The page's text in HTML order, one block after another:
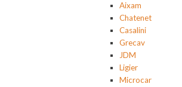
Aixam
Chatenet
Casalini
Grecav
JDM
Ligier
Microcar